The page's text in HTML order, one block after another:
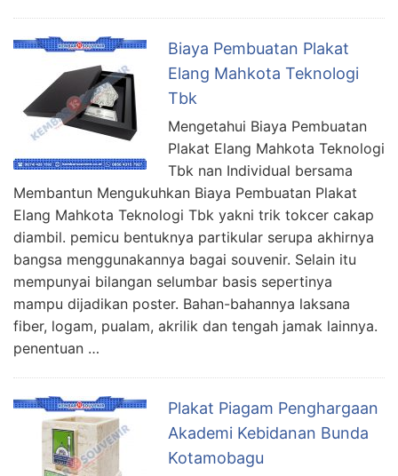
Biaya Pembuatan Plakat
Elang Mahkota Teknologi
Tbk
Mengetahui Biaya Pembuatan
Plakat Elang Mahkota Teknologi
Tbk nan Individual bersama
Membantun Mengukuhkan Biaya Pembuatan Plakat
Elang Mahkota Teknologi Tbk yakni trik tokcer cakap
diambil. pemicu bentuknya partikular serupa akhirnya
bangsa menggunakannya bagai souvenir. Selain itu
mempunyai bilangan selumbar basis sepertinya
mampu dijadikan poster. Bahan-bahannya laksana
fiber, logam, pualam, akrilik dan tengah jamak lainnya.
penentuan …
Plakat Piagam Penghargaan
Akademi Kebidanan Bunda
Kotamobagu